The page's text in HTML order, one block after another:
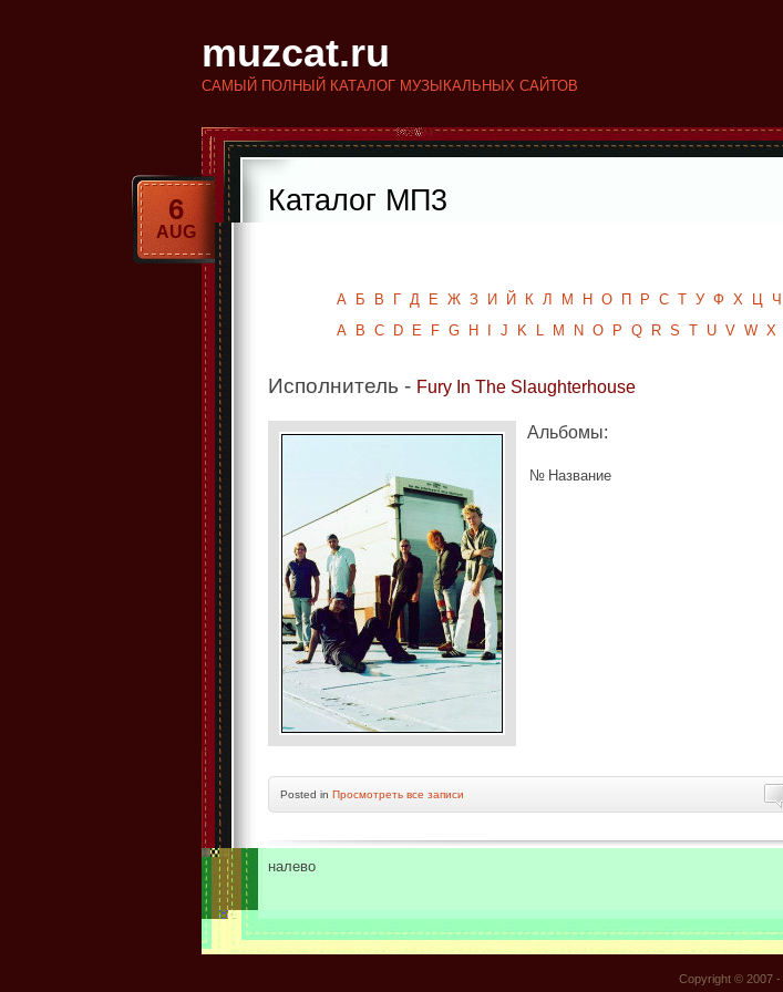
muzcat.ru
САМЫЙ ПОЛНЫЙ КАТАЛОГ МУЗЫКАЛЬНЫХ САЙТОВ
Каталог МП3
6
AUG
А Б В Г Д Е Ж З И Й К Л М Н О П Р С Т У Ф Х Ц Ч
A
B C D E F G H J K L M N O P Q R S T U V W X
Исполнитель - Fury In The Slaughterhouse
Альбомы:
№ Название
Posted in Просмотреть все записи
налево
Copyright © 2007 -